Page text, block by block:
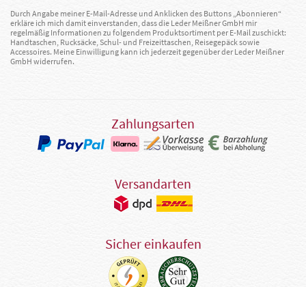
Durch Angabe meiner E-Mail-Adresse und Anklicken des Buttons „Abonnieren“
erkläre ich mich damit einverstanden, dass die Leder Meißner GmbH mir
regelmäßig Informationen zu folgendem Produktsortiment per E-Mail zuschickt:
Handtaschen, Rucksäcke, Schul- und Freizeittaschen, Reisegepäck sowie
Accessoires. Meine Einwilligung kann ich jederzeit gegenüber der Leder Meißner
GmbH widerrufen.
Zahlungsarten
Versandarten
Sicher einkaufen